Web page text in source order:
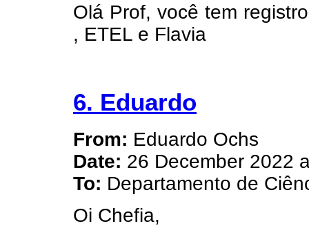
Olá Prof, você tem
, ETEL e Flavia
6. Eduardo
From: Eduardo Ochs
Date: 26 December 2022
To: Departamento de
Oi Chefia,